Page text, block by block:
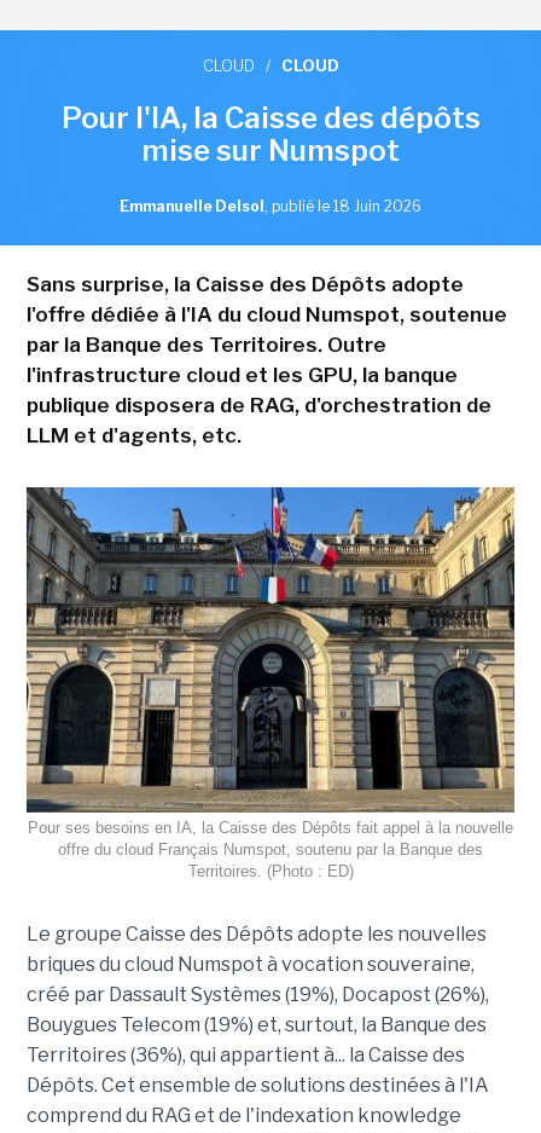
CLOUD / CLOUD
Pour l'IA, la Caisse des dépôts
mise sur Numspot
Emmanuelle Delsol, publié le 18 Juin 2026
Sans surprise, la Caisse des Dépôts adopte
l'offre dédiée à l'IA du cloud Numspot, soutenue
par la Banque des Territoires. Outre
l'infrastructure cloud et les GPU, la banque
publique disposera de RAG, d'orchestration de
LLM et d'agents, etc.
Pour ses besoins en IA, la Caisse des Dépôts fait appel à la nouvelle
offre du cloud Français Numspot, soutenu par la Banque des
Territoires. (Photo : ED)
Le groupe Caisse des Dépôts adopte les nouvelles
briques du cloud Numspot à vocation souveraine,
créé par Dassault Systèmes (19%), Docapost (26%),
Bouygues Telecom (19%) et, surtout, la Banque des
Territoires (36%), qui appartient à... la Caisse des
Dépôts. Cet ensemble de solutions destinées à l'IA
comprend du RAG et de l'indexation knowledge